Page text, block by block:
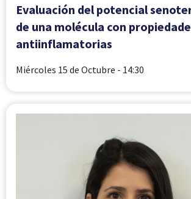
Evaluación del potencial
de una molécula con
antiinflamatorias
Miércoles 15 de Octubre - 14:30